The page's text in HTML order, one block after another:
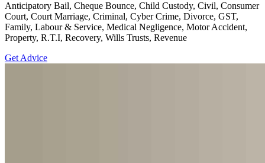
Anticipatory Bail, Cheque Bounce, Child Custody, Civil, Consumer
Court, Court Marriage, Criminal, Cyber Crime, Divorce, GST,
Family, Labour & Service, Medical Negligence, Motor Accident,
Property, R.T.I, Recovery, Wills Trusts, Revenue
Get Advice